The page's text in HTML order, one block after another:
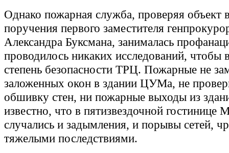
Однако пожарная служба, проверяя объект
поручения первого заместителя
Александра Буксмана, занималась
проводилось никаких исследований, чтобы
степень безопасности ТРЦ. Пожарные не
заложенных окон в здании ЦУМа, не
обшивку стен, ни пожарные выходы из
известно, что в пятизвездочной гостинице
случались и задымления, и порывы сетей,
тяжелыми последствиями.